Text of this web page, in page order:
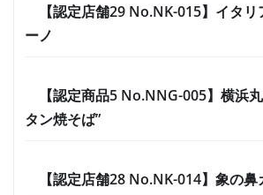
【認定店舗29 No.NK-015】イタリ
ーノ
【認定商品5 No.NNG-005】横浜
タン焼そば”
【認定店舗28 No.NK-014】象の鼻